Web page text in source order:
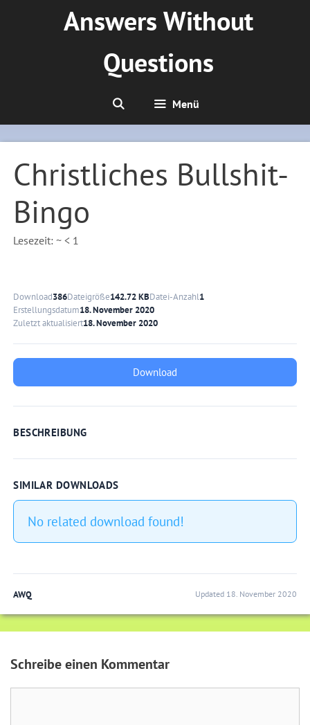
Answers Without
Questions
Menü
Christliches Bullshit-
Bingo
Lesezeit: ~< 1
Download386Dateigröße142.72 KBDatei-Anzahl1
Erstellungsdatum18. November 2020
Zuletzt aktualisiert18. November 2020
Download
BESCHREIBUNG
SIMILAR DOWNLOADS
No related download found!
AWQ Updated 18. November 2020
Schreibe einen Kommentar